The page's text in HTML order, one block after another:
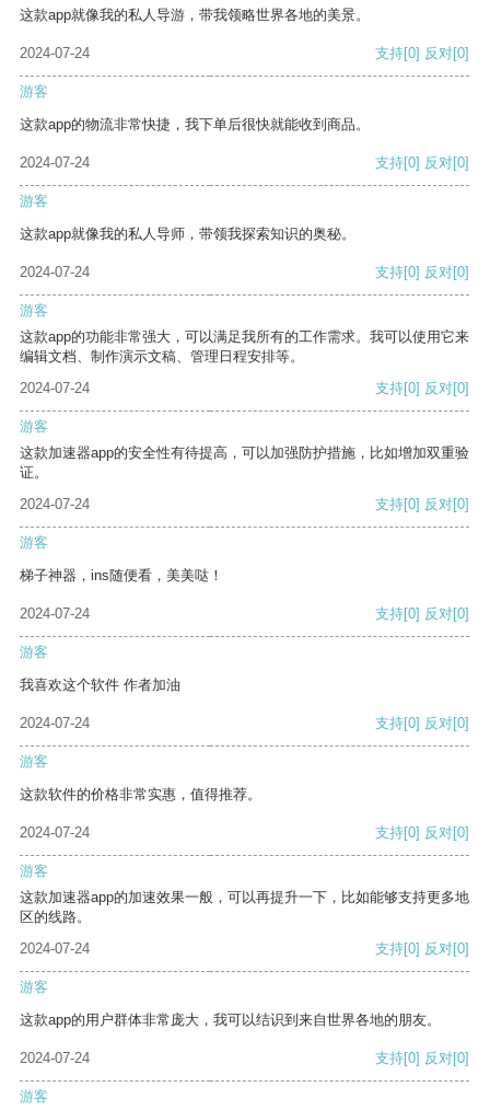
这款app就像我的私人导游，带我领略世界各地的美景。
2024-07-24 支持[0] 反对[0]
游客
这款app的物流非常快捷，我下单后很快就能收到商品。
2024-07-24 支持[0] 反对[0]
游客
这款app就像我的私人导师，带领我探索知识的奥秘。
2024-07-24 支持[0] 反对[0]
游客
这款app的功能非常强大，可以满足我所有的工作需求。我可以使用它来
编辑文档、制作演示文稿、管理日程安排等。
2024-07-24
支持[0] 反对[0]
游客
这款加速器app的安全性有待提高，可以加强防护措施，比如增加双重验
证。
2024-07-24
支持[0] 反对[0]
游客
梯子神器，ins随便看，美美哒！
2024-07-24 支持[0] 反对[0]
游客
我喜欢这个软件 作者加油
2024-07-24 支持[0] 反对[0]
游客
这款软件的价格非常实惠，值得推荐。
2024-07-24 支持[0] 反对[0]
游客
这款加速器app的加速效果一般，可以再提升一下，比如能够支持更多地
区的线路。
2024-07-24
支持[0] 反对[0]
游客
这款app的用户群体非常庞大，我可以结识到来自世界各地的朋友。
2024-07-24 支持[0] 反对[0]
游客